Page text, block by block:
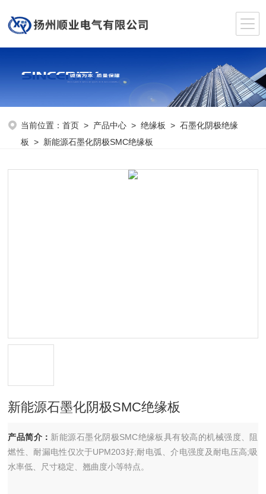
当前位置：首页 > 产品中心 >绝缘板 >石墨化阴极绝缘
板
> 新能源石墨化阴极SMC绝缘板
新能源石墨化阴极SMC绝缘板
产品简介： 新能源石墨化阴极SMC绝缘板具有较高的机械强度、阻
燃性、耐漏电性仅次于UPM203好;耐电弧、介电强度及耐电压高;吸
水率低、尺寸稳定、翘曲度小等特点。